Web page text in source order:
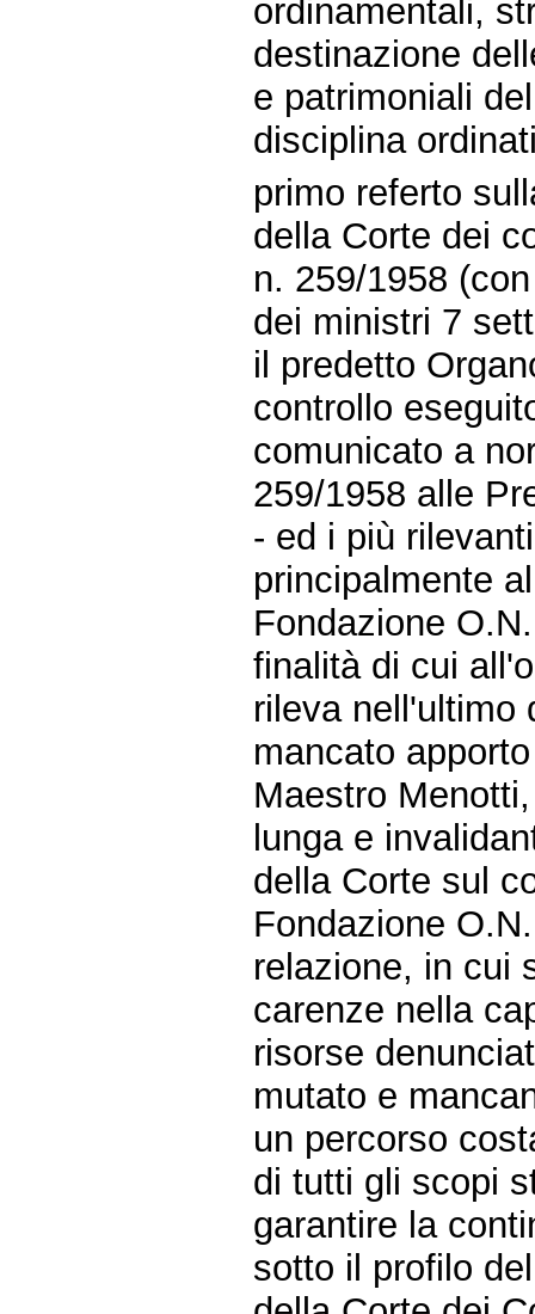
ordinamentali,
destinazione
e patrimoniali
disciplina
primo referto
della Corte dei
n. 259/1958
dei ministri 7
il predetto
controllo
comunicato a
259/1958 alle
- ed i più
principalmente
Fondazione
finalità di cui
rileva nell'ultimo
mancato
Maestro
lunga e
della Corte sul
Fondazione
relazione, in cui
carenze nella
risorse
mutato e
un percorso
di tutti gli scopi
garantire la
sotto il profilo